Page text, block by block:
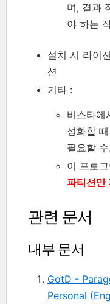
며, 결과
야 하는
설치 시 라이
션
기타 :
비스타에
성화할 때
필요할
이 프로
파티션만
관련 문서
내부 문서
GotD -
Personal